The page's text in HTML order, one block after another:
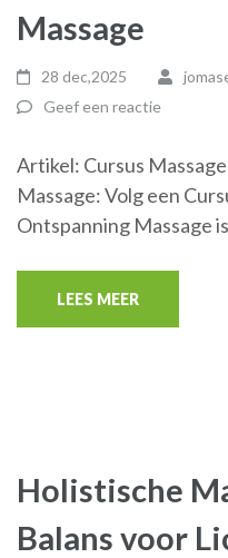
Massage
28 dec,2025
Geef een reactie
Artikel: Cursus
Massage: Volg een
Ontspanning Massage
LEES MEER
Holistische
Balans voor